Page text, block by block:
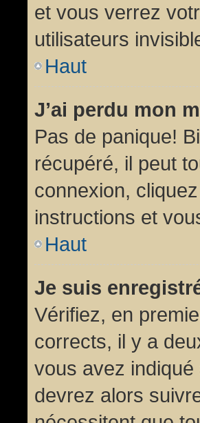
et vous verrez
utilisateurs
Haut
J’ai perdu mon
Pas de panique!
récupéré, il peut
connexion,
instructions et
Haut
Je suis
Vérifiez, en
corrects, il y a
vous avez indiqué
devrez alors